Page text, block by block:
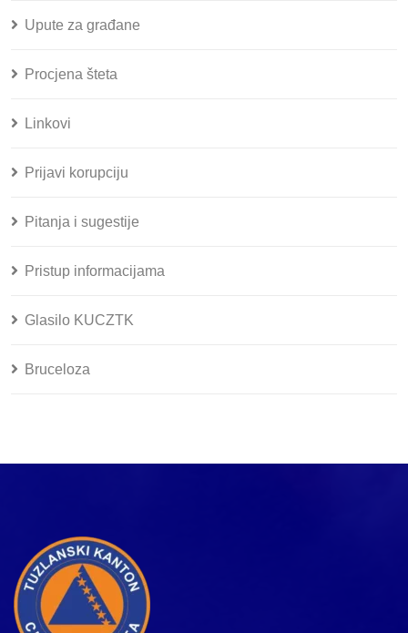
Upute za građane
Procjena šteta
Linkovi
Prijavi korupciju
Pitanja i sugestije
Pristup informacijama
Glasilo KUCZTK
Bruceloza